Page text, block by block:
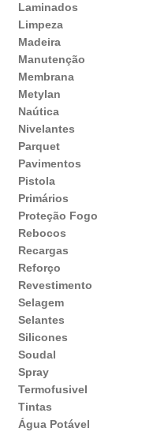
Laminados
Limpeza
Madeira
Manutenção
Membrana
Metylan
Naútica
Nivelantes
Parquet
Pavimentos
Pistola
Primários
Proteção Fogo
Rebocos
Recargas
Reforço
Revestimento
Selagem
Selantes
Silicones
Soudal
Spray
Termofusivel
Tintas
Água Potável